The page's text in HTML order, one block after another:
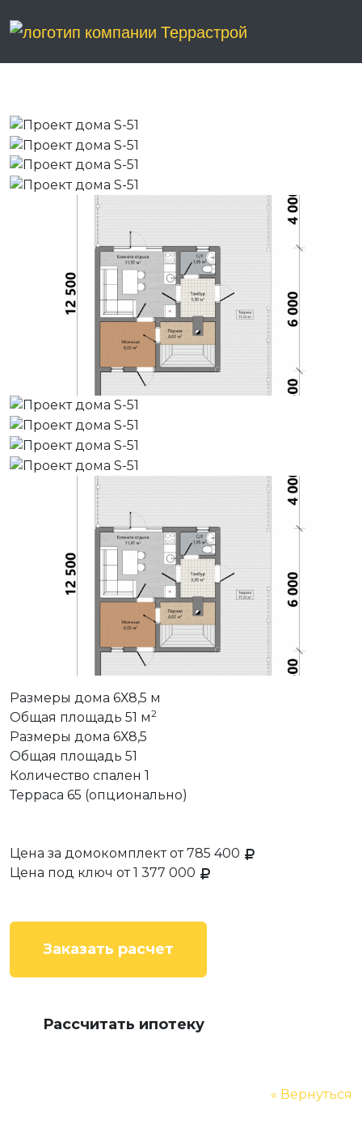
ПРОЕКТ ДОМА S-51
Размеры дома 6Х8,5 м
Общая площадь 51 м2
Размеры дома 6Х8,5
Общая площадь 51
Количество спален 1
Терраса 65 (опционально)
Цена за домокомплектот 785 400
Цена под ключ от 1 377 000
Заказать расчет
Рассчитать ипотеку
« Вернуться